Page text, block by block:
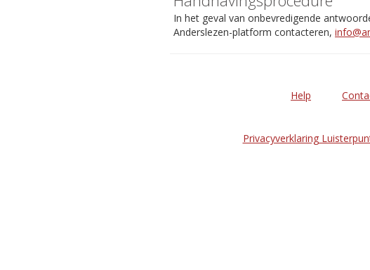
In het geval van onbevredigende
Anderslezen-platform contacteren,
Help
Privacyverklaring